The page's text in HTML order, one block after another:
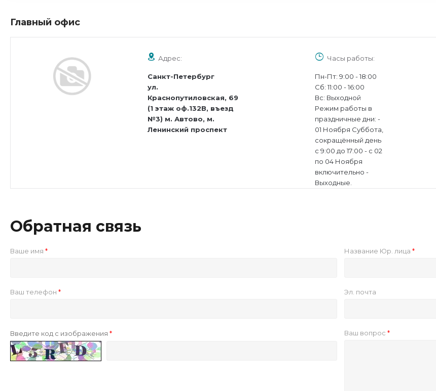
Главный офис
Адрес:
Санкт-Петербург
ул.
Краснопутиловская, 69
(1 этаж оф.132В, въезд
№3) м. Автово, м.
Ленинский проспект
Часы работы:
Пн-Пт: 9:00 - 18:00
Cб: 11:00 - 16:00
Вс: Выходной
Режим работы в
праздничные дни: -
01 Ноября Суббота,
сокращённый день
с 9:00 до 17:00 - с 02
по 04 Ноября
включительно -
Выходные.
Обратная связь
Ваше имя Название Юр. лица
Ваш телефон Эл. почта
Ваш вопрос
Введите код с изображения